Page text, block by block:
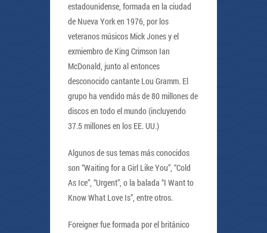
estadounidense, formada en la ciudad
de Nueva York en 1976, por los
veteranos músicos Mick Jones y el
exmiembro de King Crimson Ian
McDonald, junto al entonces
desconocido cantante Lou Gramm. El
grupo ha vendido más de 80 millones de
discos en todo el mundo (incluyendo
37.5 millones en los EE. UU.)
Algunos de sus temas más conocidos
son “Waiting for a Girl Like You”, “Cold
As Ice”, “Urgent”, o la balada “I Want to
Know What Love Is”, entre otros.
Foreigner fue formada por el británico